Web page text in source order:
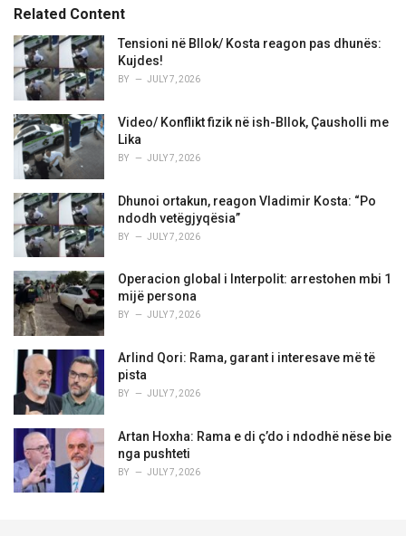
i
e
s
:
Related Content
Tensioni në Bllok/ Kosta reagon pas dhunës:
Kujdes!
BY JULY 7, 2026
Video/ Konflikt fizik në ish-Bllok, Çausholli me
Lika
BY JULY 7, 2026
Dhunoi ortakun, reagon Vladimir Kosta: “Po
ndodh vetëgjyqësia”
BY JULY 7, 2026
Operacion global i Interpolit: arrestohen mbi 1
mijë persona
BY JULY 7, 2026
Arlind Qori: Rama, garant i interesave më të
pista
BY JULY 7, 2026
Artan Hoxha: Rama e di ç’do i ndodhë nëse bie
nga pushteti
BY JULY 7, 2026